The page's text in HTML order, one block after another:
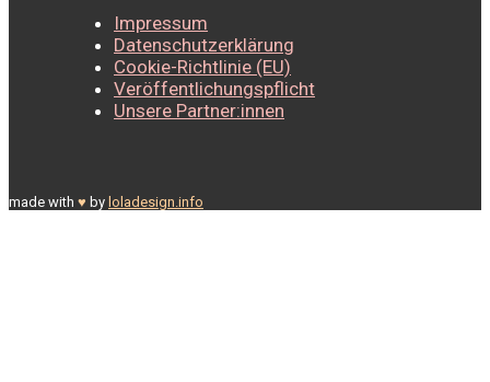
Impressum
Datenschutzerklärung
Cookie-Richtlinie (EU)
Veröffentlichungspflicht
Unsere Partner:innen
made with ♥ by loladesign.info